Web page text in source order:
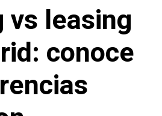
vs leasing
conoce